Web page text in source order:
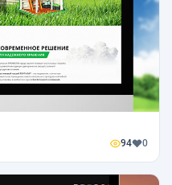
94 0